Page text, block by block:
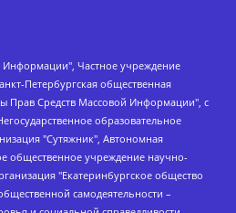
Валерьевич, Вахштайн Виктор Семенович, Венедиктов Алексей Алексеевич, Лушникова Екатерина Евгеньевна, Волков Леонид Михайлович, Невзоров Александр Глебович, Пархоменко Сергей Борисович, Сироткин Ярослав Николаевич, Кара-Мурза Владимир Владимирович, Баранова Наталья Владимировна, Гозман Леонид Яковлевич, Кагарлицкий Борис Юльевич, Климарев Михаил Валерьевич, Милов Владимир Станиславович, Автономная некоммерческая организация Краснодарский центр современного искусства "Типография", Моргенштерн Алишер Тагирович, Соболь Любовь Эдуардовна, Общество с ограниченной ответственностью "ЛИЗА НОРМ", Каспаров Гарри Кимович, Ходорковский Михаил Борисович, Общество с ограниченной ответственностью "Апрельские тезисы", Данилович Ирина Брониславовна, Кашин Олег Владимирович, Петров Николай Владимирович, Пивоваров Алексей Владимирович, Соколов Михаил Владимирович, Цветкова Юлия Владимировна, Чичваркин Евгений Александрович, Комитет против пыток/Команда против пыток, Общество с ограниченной ответственностью "Первый научный", Общество с ограниченной ответственностью "Вертолет и ко", Белоцерковская Вероника Борисовна, Кац Максим Евгеньевич, Лазарева Татьяна Юрьевна, Шаведдинов Руслан Табризович, Яшин Илья Валерьевич, Общество с ограниченной ответственностью "Иноагент ААВ", Алешковский Дмитрий Петрович, Альбац Евгения Марковна, Быков Дмитрий Львович, Галямина Юлия Евгеньевна, Лойко Сергей Леонидович, Мартынов Кирилл Константинович, Медведев Сергей Александрович, Крашенинников Федор Геннадиевич, Гордеева Катерина Вл